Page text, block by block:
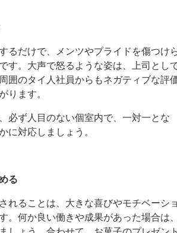
るだけで、メンツやプライドを傷つけ
す。大声で怒るような姿は、上司とし
囲のタイ人社員からもネガティブな評
ります。
必ず人目のない個室内で、一対一とな
に対応しましょう。
る
れることは、大きな喜びやモチベーシ
。何か良い働きや成果があった場合は